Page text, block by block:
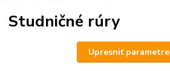
Studničné rúry
Upresniť parametre